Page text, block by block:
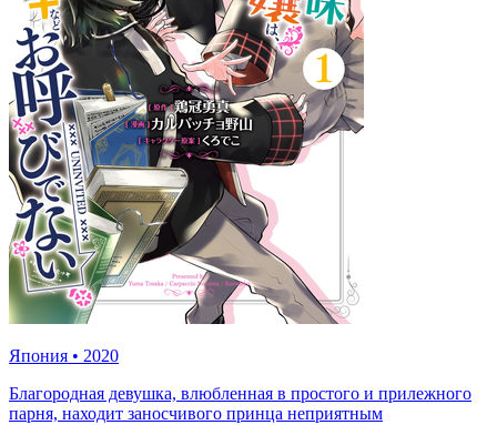
Япония • 2020
Благородная девушка, влюбленная в простого и прилежного
парня, находит заносчивого принца неприятным